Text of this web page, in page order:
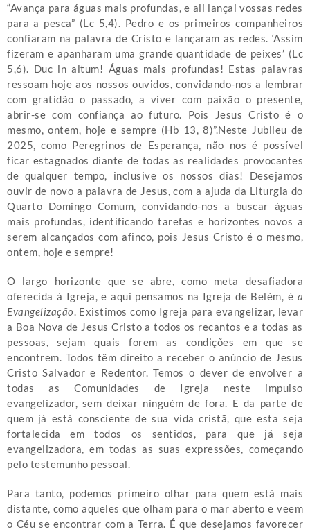
“Avança para águas mais profundas, e ali lançai vossas redes
para a pesca” (Lc 5,4). Pedro e os primeiros companheiros
confiaram na palavra de Cristo e lançaram as redes. ‘Assim
fizeram e apanharam uma grande quantidade de peixes’ (Lc
5,6). Duc in altum! Águas mais profundas! Estas palavras
ressoam hoje aos nossos ouvidos, convidando-nos a lembrar
com gratidão o passado, a viver com paixão o presente,
abrir-se com confiança ao futuro. Pois Jesus Cristo é o
mesmo, ontem, hoje e sempre (Hb 13, 8)”.Neste Jubileu de
2025, como Peregrinos de Esperança, não nos é possível
ficar estagnados diante de todas as realidades provocantes
de qualquer tempo, inclusive os nossos dias! Desejamos
ouvir de novo a palavra de Jesus, com a ajuda da Liturgia do
Quarto Domingo Comum, convidando-nos a buscar águas
mais profundas, identificando tarefas e horizontes novos a
serem alcançados com afinco, pois Jesus Cristo é o mesmo,
ontem, hoje e sempre!
O largo horizonte que se abre, como meta desafiadora
oferecida à Igreja, e aqui pensamos na Igreja de Belém, é a
Evangelização. Existimos como Igreja para evangelizar, levar
a Boa Nova de Jesus Cristo a todos os recantos e a todas as
pessoas, sejam quais forem as condições em que se
encontrem. Todos têm direito a receber o anúncio de Jesus
Cristo Salvador e Redentor. Temos o dever de envolver a
todas as Comunidades de Igreja neste impulso
evangelizador, sem deixar ninguém de fora. E da parte de
quem já está consciente de sua vida cristã, que esta seja
fortalecida em todos os sentidos, para que já seja
evangelizadora, em todas as suas expressões, começando
pelo testemunho pessoal.
Para tanto, podemos primeiro olhar para quem está mais
distante, como aqueles que olham para o mar aberto e veem
o Céu se encontrar com a Terra. É que desejamos favorecer